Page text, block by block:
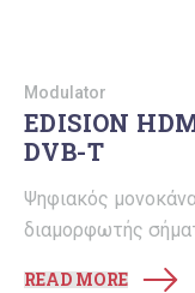
Modulator
EDISION
DVB-T
Ψηφιακός
διαμορφωτής
READ MORE